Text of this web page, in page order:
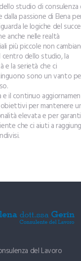
studio di consulenza
dalla passione di Elena
le logiche del
anche nelle realtà
più piccole non
centro dello studio, la
e la serietà che ci
sono un vanto
e il continuo
per mantenere
elevata e per
che ci aiuti a
del Lavoro